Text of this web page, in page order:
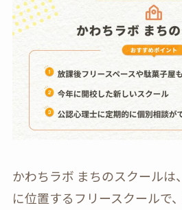
かわちラボ まちのスクールは
に位置するフリースクールで